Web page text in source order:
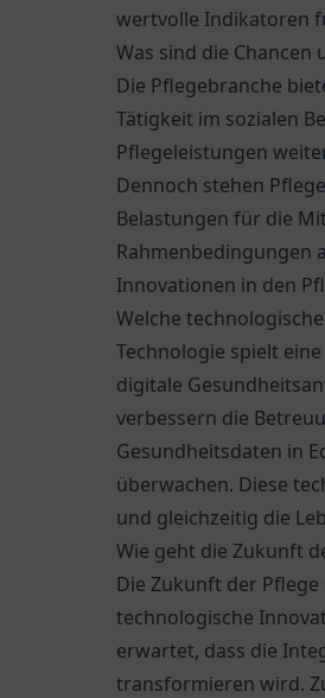
wertvolle Indikatoren
Was sind die
Die Pflegebranche
Tätigkeit im sozialen
Pflegeleistungen
Dennoch stehen
Belastungen für die
Rahmenbedingungen
Innovationen in den
Welche
Technologie spielt
digitale
verbessern die
Gesundheitsdaten in
überwachen. Diese
und gleichzeitig die
Wie geht die Zukunft
Die Zukunft der
technologische
erwartet, dass die
transformieren wird.